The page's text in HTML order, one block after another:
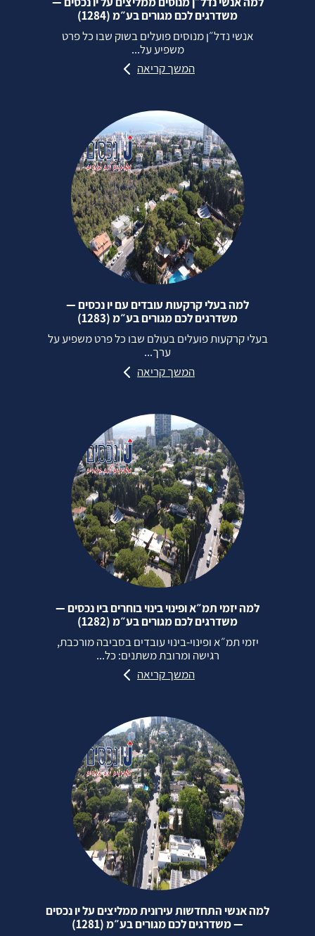
משדרגים לכם מגורים בע״מ (1284)
אנשי נדל״ן מנוסים פועלים בשוק שבו כל פרט
משפיע על...
המשך קריאה
למה בעלי קרקעות עובדים עם יו נכסים —
משדרגים לכם מגורים בע״מ (1283)
בעלי קרקעות פועלים בעולם שבו כל פרט משפיע על
ערך...
המשך קריאה
למה יזמי תמ״א ופינוי בינוי בוחרים ביו נכסים —
משדרגים לכם מגורים בע״מ (1282)
יזמי תמ״א ופינוי‑בינוי עובדים בסביבה מורכבת,
רגישה ומרובת משתנים: כל...
המשך קריאה
למה אנשי התחדשות עירונית ממליצים על יו נכסים
— משדרגים לכם מגורים בע״מ (1281)